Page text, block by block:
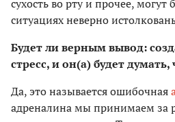
сухость во рту и прочее,
ситуациях неверно
Будет ли верным вывод:
стресс, и он(а) будет
Да, это называется ошибочная
адреналина мы принимаем за